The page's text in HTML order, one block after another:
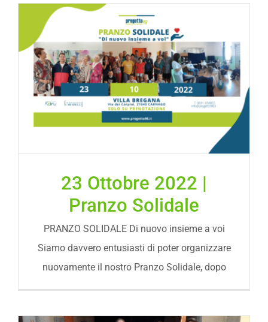
23 Ottobre 2022 |
Pranzo Solidale
PRANZO SOLIDALE Di nuovo insieme a voi
Siamo davvero entusiasti di poter organizzare
nuovamente il nostro Pranzo Solidale, dopo